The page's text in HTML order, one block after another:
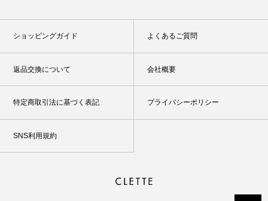
ショッピングガイド よくあるご質問
返品交換について 会社概要
特定商取引法に基づく表記 プライバシーポリシー
SNS利用規約